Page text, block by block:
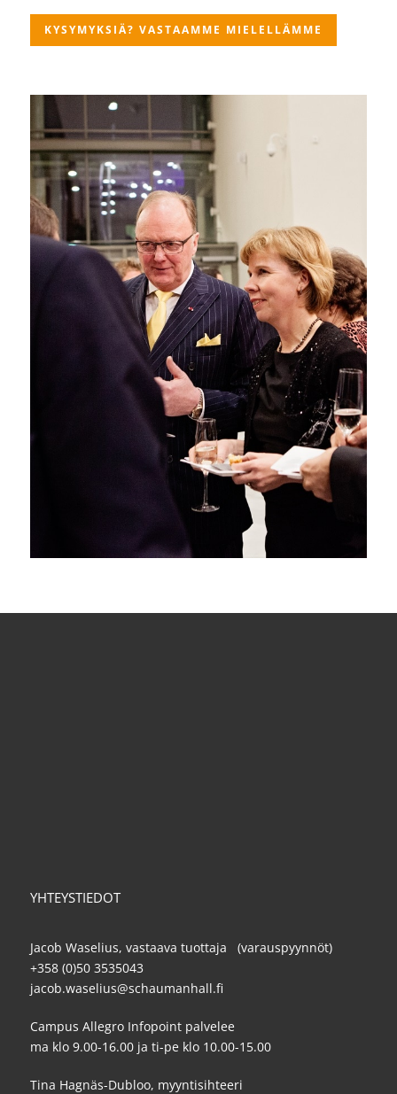
KYSYMYKSIÄ? VASTAAMME MIELELLÄMME
YHTEYSTIEDOT
Jacob Waselius, vastaava tuottaja (varauspyynnöt)
+358 (0)50 3535043
jacob.waselius@schaumanhall.fi
Campus Allegro Infopoint palvelee
ma klo 9.00-16.00 ja ti-pe klo 10.00-15.00
Tina Hagnäs-Dubloo, myyntisihteeri